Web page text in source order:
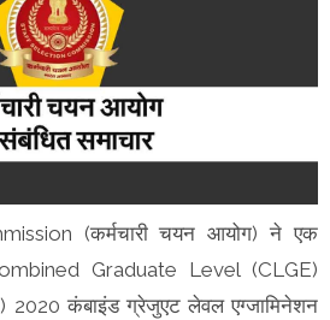
(कर्मचारी चयन आयोग) ने एक
Graduate Level (CLGE)
कंबाइंड ग्रेजुएट लेवल एग्जामिनेशन